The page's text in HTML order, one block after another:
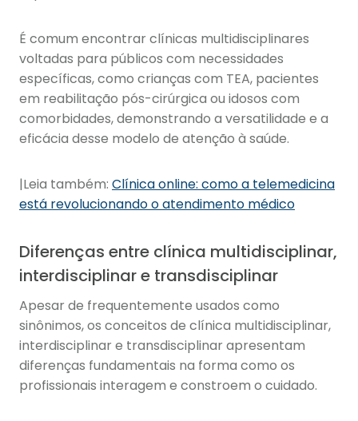
É comum encontrar clínicas multidisciplinares
voltadas para públicos com necessidades
específicas, como crianças com TEA, pacientes
em reabilitação pós-cirúrgica ou idosos com
comorbidades, demonstrando a versatilidade e a
eficácia desse modelo de atenção à saúde.
|Leia também: Clínica online: como a telemedicina
está revolucionando o atendimento médico
Diferenças entre clínica multidisciplinar,
interdisciplinar e transdisciplinar
Apesar de frequentemente usados como
sinônimos, os conceitos de clínica multidisciplinar,
interdisciplinar e transdisciplinar apresentam
diferenças fundamentais na forma como os
profissionais interagem e constroem o cuidado.